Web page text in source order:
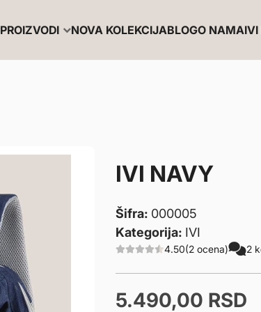
PROIZVODI NOVA KOLEKCIJABLOGO NAMAIVI
IVI NAVY
Šifra: 000005
Kategorija: IVI
4.50(2 ocena) 2
5.490,00 RSD